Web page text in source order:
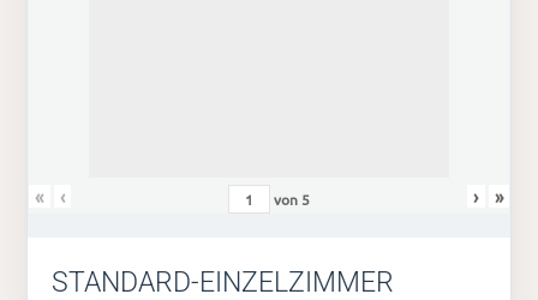
« ‹ von 5 › »
STANDARD-EINZELZIMMER